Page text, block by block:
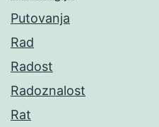
Putovanja
Rad
Radost
Radoznalost
Rat